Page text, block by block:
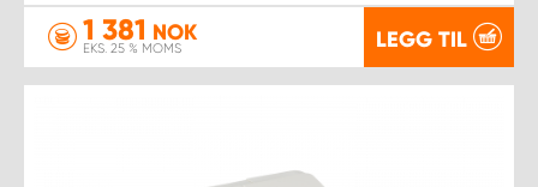
1 381 NOK
EKS. 25 % MOMS LEGG TIL